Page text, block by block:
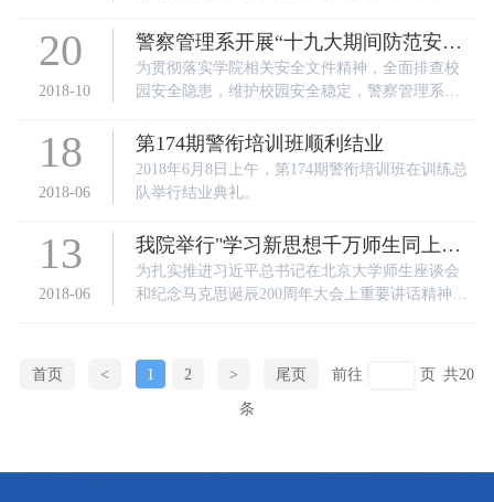
区队学生开展“人生规划之坚定”的指导课程。
20
2018-10
警察管理系开展“十九大期间防范安全
隐患大排查”活动
为贯彻落实学院相关安全文件精神，全面排查校
园安全隐患，维护校园安全稳定，警察管理系于1
查”活动。
18
2018-06
第174期警衔培训班顺利结业
2018年6月8日上午，第174期警衔培训班在训练总
队举行结业典礼。
13
2018-06
我院举行"学习新思想千万师生同上一
堂课"活动
为扎实推进习近平总书记在北京大学师生座谈会
和纪念马克思诞辰200周年大会上重要讲话精神的
面。
首页 < 1 2 > 尾页 前往 页 共20
条